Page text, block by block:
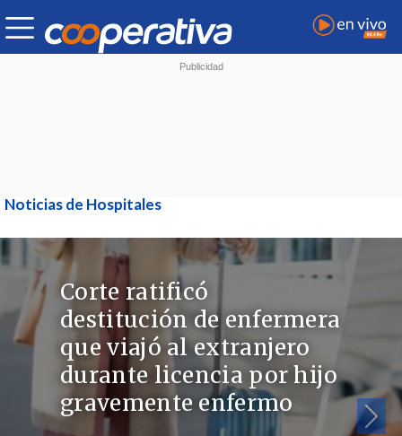
Noticias de Hospitales
Corte ratificó
destitución de enfermera
que viajó al extranjero
durante licencia por hijo
gravemente enfermo